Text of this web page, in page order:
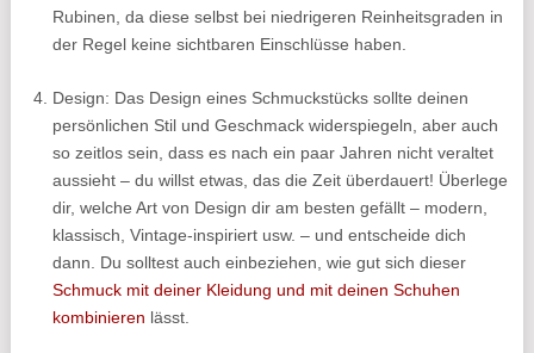
Rubinen, da diese selbst bei niedrigeren Reinheitsgraden in
der Regel keine sichtbaren Einschlüsse haben.
Design: Das Design eines Schmuckstücks sollte deinen
persönlichen Stil und Geschmack widerspiegeln, aber auch
so zeitlos sein, dass es nach ein paar Jahren nicht veraltet
aussieht – du willst etwas, das die Zeit überdauert! Überlege
dir, welche Art von Design dir am besten gefällt – modern,
klassisch, Vintage-inspiriert usw. – und entscheide dich
dann. Du solltest auch einbeziehen, wie gut sich dieser
Schmuck mit deiner Kleidung und mit deinen Schuhen
kombinieren lässt.